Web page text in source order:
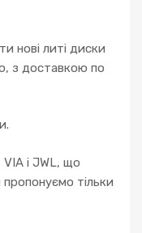
нові литі диски
з доставкою по
і JWL, що
тільки